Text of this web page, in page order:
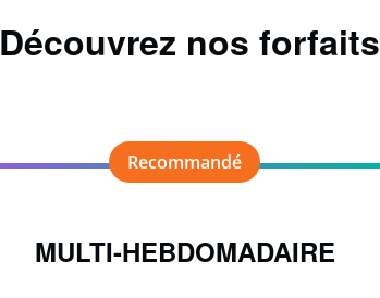
Découvrez nos forfaits
MULTI-HEBDOMADAIRE